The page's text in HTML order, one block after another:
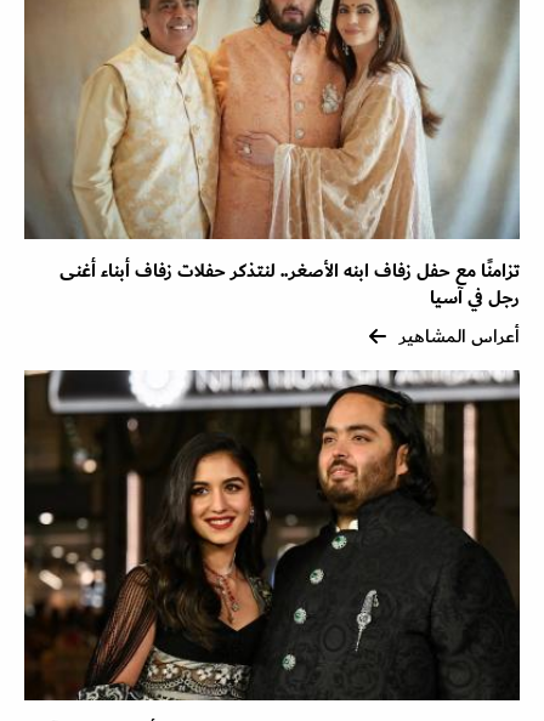
تزامنًا مع حفل زفاف ابنه الأصغر.. لنتذكر حفلات زفاف أبناء أغنى
رجل في آسيا
أعراس المشاهير